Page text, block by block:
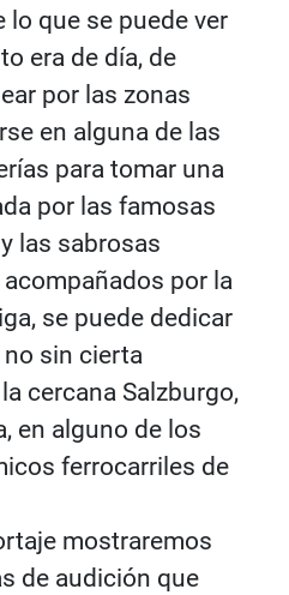
lo que se puede ver
era de día, de
por las zonas
en alguna de las
para tomar una
por las famosas
las sabrosas
por la
se puede dedicar
no sin cierta
cercana Salzburgo,
en alguno de los
ferrocarriles de
mostraremos
de audición que